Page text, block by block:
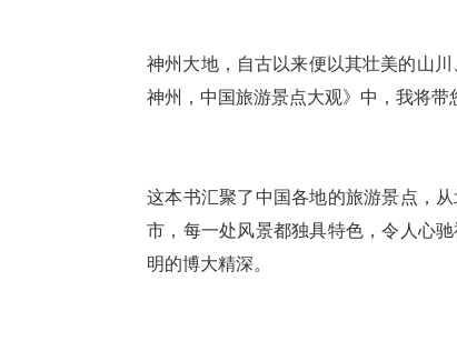
神州大地，自古以来便以其壮美的山
神州，中国旅游景点大观》中，我将带
这本书汇聚了中国各地的旅游景点，
市，每一处风景都独具特色，令人心
明的博大精深。